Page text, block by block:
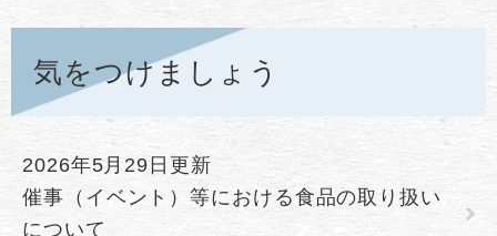
気をつけましょう
2026年5月29日更新
催事（イベント）等における食品の取り扱い
について